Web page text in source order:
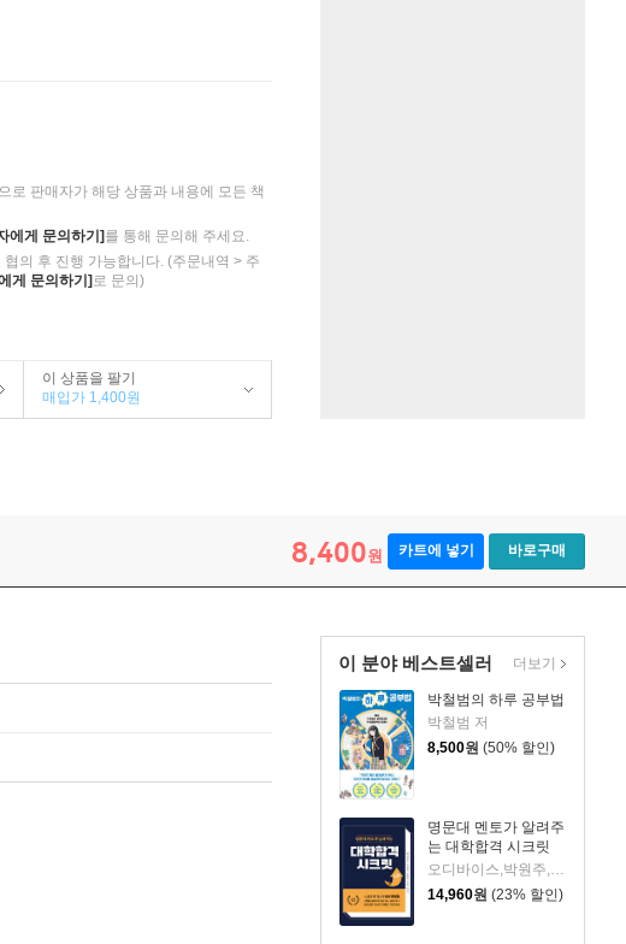
로 판매자가 해당 상품과 내용에 모든 책
에게 문의하기] 를 통해 문의해 주세요.
의 후 진행 가능합니다. (주문내역 > 주
게 문의하기] 로 문의)
이 상품을 팔기
매입가 1,400원
8,400원 카트에 넣기 바로구매
이 분야 베스트셀러
박철범의 하루 공부법
박철범 저
8,500원 (50% 할인)
명문대 멘토가 알려주
는 대학합격 시크릿
오디바이스,박원주,진로N 공저
14,960원 (23% 할인)
더보기